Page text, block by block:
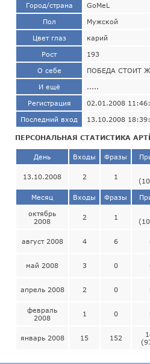
Город/страна GoMeL
Пол Мужской
Цвет глаз карий
Рост 193
О себе ПОБЕДА СТОИТ
И ещё
Регистрация 02.01.2008
Последний вход 13.10.2008
ПЕРСОНАЛЬНАЯ СТАТИСТИКА
День Входы Фразы
13.10.2008 2 1
Месяц Входы Фразы
октябрь
2008
2 1
август 2008 4 6
май 2008 3 0
апрель 2008 2 0
февраль
2008
1 0
январь 2008 15 152